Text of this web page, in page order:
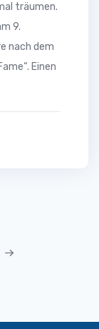
träumen.
9.
nach dem
Einen